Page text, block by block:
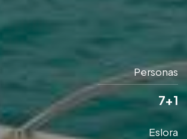
Personas
7+1
Eslora